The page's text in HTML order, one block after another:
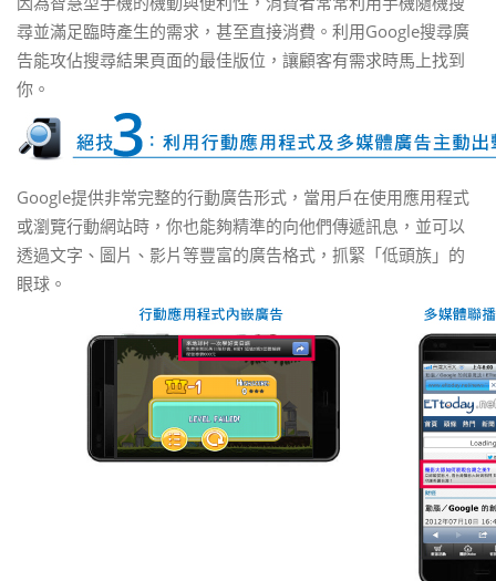
尋並滿足臨時產生的需求，甚至直接消費。利用Google搜尋廣
告能攻佔搜尋結果頁面的最佳版位，讓顧客有需求時馬上找到
你。
Google提供非常完整的行動廣告形式，當用戶在使用應用程式
或瀏覽行動網站時，你也能夠精準的向他們傳遞訊息，並可以
透過文字、圖片、影片等豐富的廣告格式，抓緊「低頭族」的
眼球。